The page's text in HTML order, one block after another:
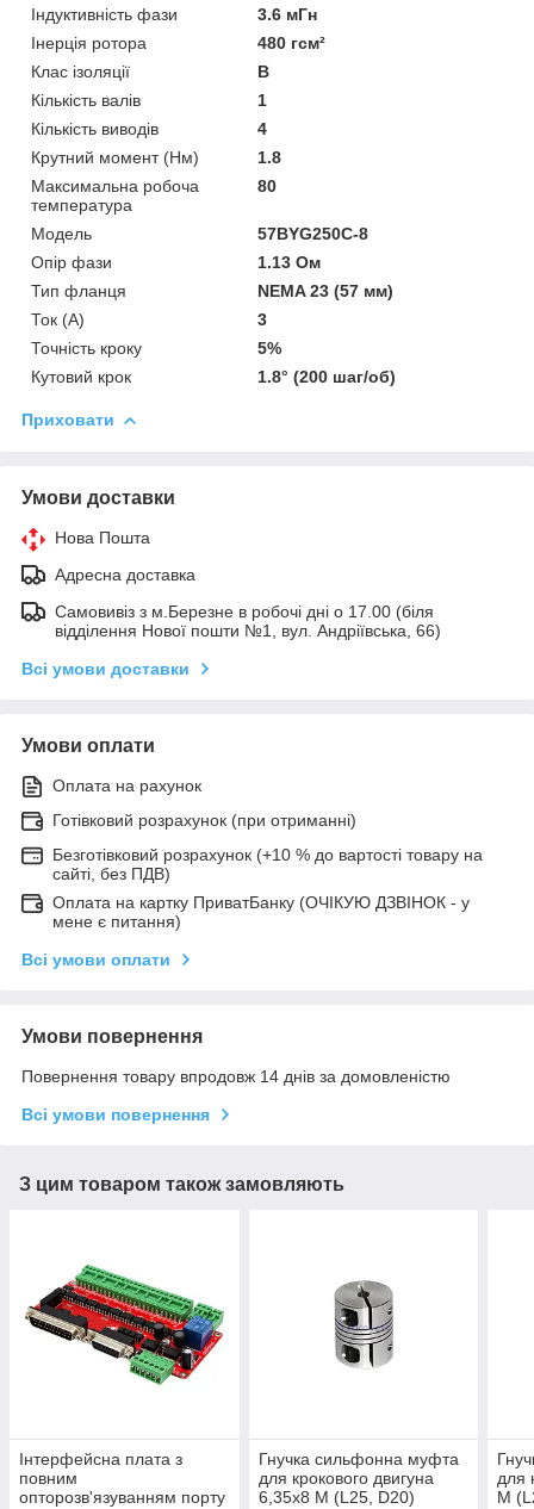
Індуктивність фази
3.6 мГн
Інерція ротора
480 гсм²
Клас ізоляції
В
Кількість валів
1
Кількість виводів
4
Крутний момент (Нм)
1.8
Максимальна робоча
температура
80
Мoдель
57BYG250C-8
Опір фази
1.13 Ом
Тип фланця
NEMA 23 (57 мм)
Ток (A)
3
Точність кроку
5%
Кутовий крок
1.8° (200 шаг/об)
Приховати
Умови доставки
Нова Пошта
Адресна доставка
Самовивіз з м.Березне в робочі дні о 17.00 (біля
відділення Нової пошти №1, вул. Андріївська, 66)
Всі умови доставки
Умови оплати
Оплата на рахунок
Готівковий розрахунок (при отриманні)
Безготівковий розрахунок (+10 % до вартості товару на
сайті, без ПДВ)
Оплата на картку ПриватБанку (ОЧІКУЮ ДЗВІНОК - у
мене є питання)
Всі умови оплати
Умови повернення
Повернення товару впродовж 14 днів за домовленістю
Всі умови повернення
З цим товаром також замовляють
Інтерфейсна плата з
повним
опторозв'язуванням порту
Гнучка сильфонна муфта
для крокового двигуна
6,35х8 М (L25, D20)
для
М